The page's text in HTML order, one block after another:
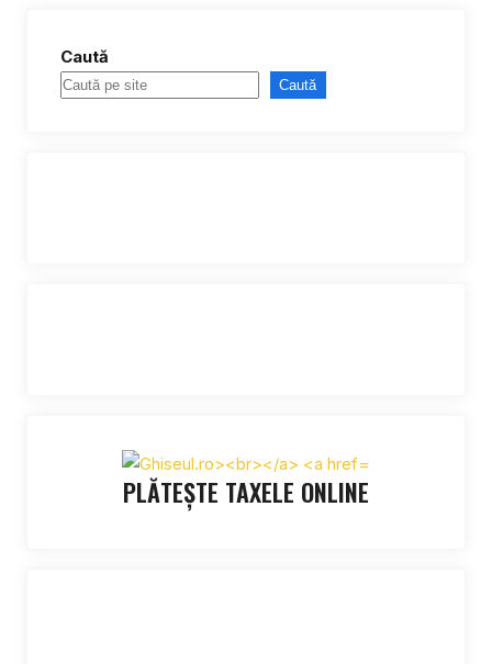
Caută
Caută
PLĂTEȘTE TAXELE ONLINE